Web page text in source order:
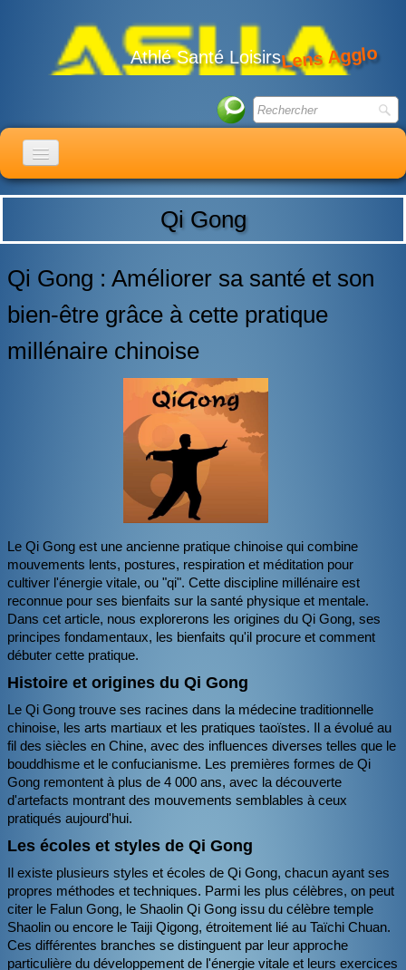
Athlé Santé LoisirsLens Agglo
ACCUEIL
ACTUALITÉS
CALENDRIER
ADHÉSION
DONS
Qi Gong
Qi Gong : Améliorer sa santé et son
bien-être grâce à cette pratique
millénaire chinoise
Le Qi Gong est une ancienne pratique chinoise qui combine
mouvements lents, postures, respiration et méditation pour
cultiver l'énergie vitale, ou "qi". Cette discipline millénaire est
reconnue pour ses bienfaits sur la santé physique et mentale.
Dans cet article, nous explorerons les origines du Qi Gong, ses
principes fondamentaux, les bienfaits qu'il procure et comment
débuter cette pratique.
Histoire et origines du Qi Gong
Le Qi Gong trouve ses racines dans la médecine traditionnelle
chinoise, les arts martiaux et les pratiques taoïstes. Il a évolué au
fil des siècles en Chine, avec des influences diverses telles que le
bouddhisme et le confucianisme. Les premières formes de Qi
Gong remontent à plus de 4 000 ans, avec la découverte
d'artefacts montrant des mouvements semblables à ceux
pratiqués aujourd'hui.
Les écoles et styles de Qi Gong
Il existe plusieurs styles et écoles de Qi Gong, chacun ayant ses
propres méthodes et techniques. Parmi les plus célèbres, on peut
citer le Falun Gong, le Shaolin Qi Gong issu du célèbre temple
Shaolin ou encore le Taiji Qigong, étroitement lié au Taïchi Chuan.
Ces différentes branches se distinguent par leur approche
particulière du développement de l'énergie vitale et leurs exercices